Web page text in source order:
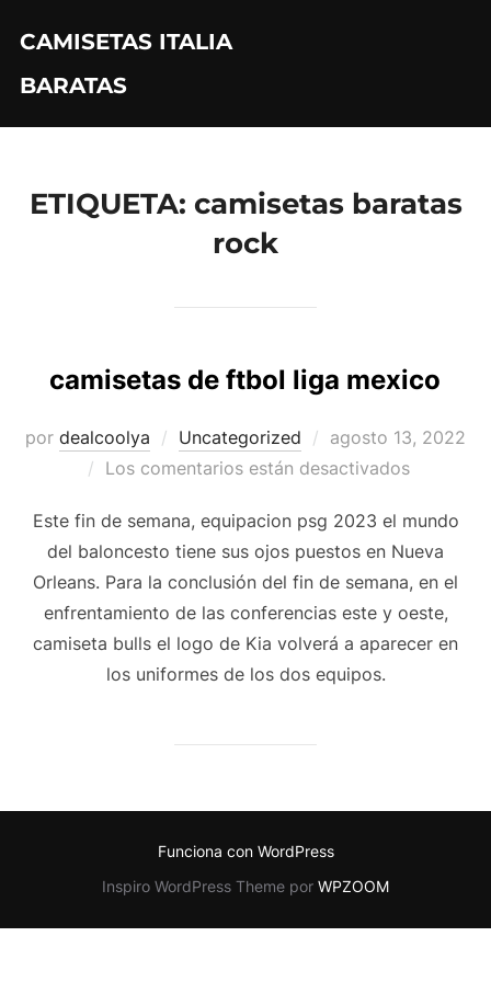
contenido
CAMISETAS ITALIA
BARATAS
ETIQUETA: camisetas baratas
rock
camisetas de ftbol liga mexico
por dealcoolya Uncategorized
Publicado
el
agosto 13, 2022
Los comentarios están desactivados
Este fin de semana, equipacion psg 2023 el mundo
del baloncesto tiene sus ojos puestos en Nueva
Orleans. Para la conclusión del fin de semana, en el
enfrentamiento de las conferencias este y oeste,
camiseta bulls el logo de Kia volverá a aparecer en
los uniformes de los dos equipos.
Funciona con WordPress
Inspiro WordPress Theme por WPZOOM